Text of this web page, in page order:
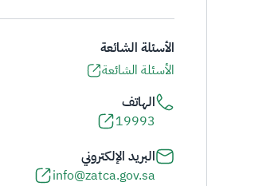
الأسئلة الشائعة
الأسئلة الشائعة
الهاتف
19993
البريد الإلكتروني
info@zatca.gov.sa